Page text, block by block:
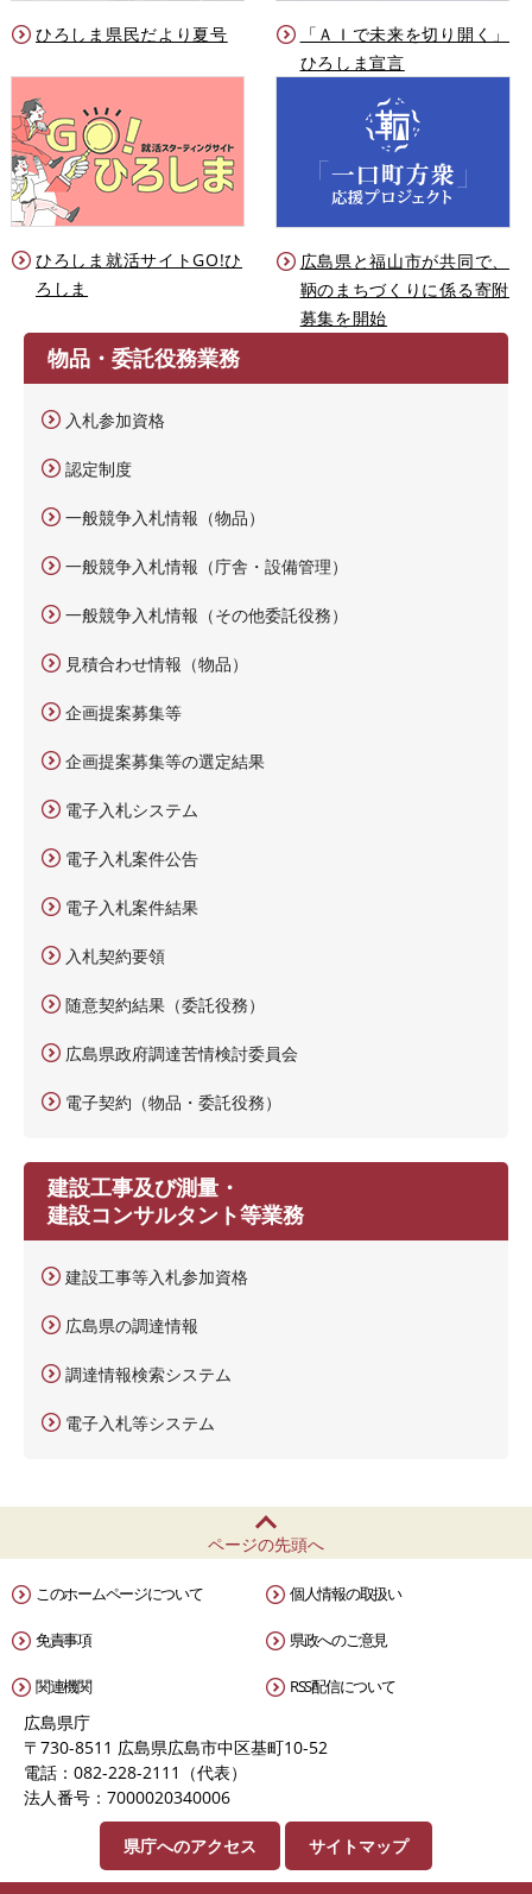
ひろしま県民だより夏号
「ＡＩで未来を切り開く」
ひろしま宣言
ひろしま就活サイトGO!ひ
ろしま
広島県と福山市が共同で、
鞆のまちづくりに係る寄附
募集を開始
物品・委託役務業務
入札参加資格
認定制度
一般競争入札情報（物品）
一般競争入札情報（庁舎・設備管理）
一般競争入札情報（その他委託役務）
見積合わせ情報（物品）
企画提案募集等
企画提案募集等の選定結果
電子入札システム
電子入札案件公告
電子入札案件結果
入札契約要領
随意契約結果（委託役務）
広島県政府調達苦情検討委員会
電子契約（物品・委託役務）
建設工事及び測量・
建設コンサルタント等業務
建設工事等入札参加資格
広島県の調達情報
調達情報検索システム
電子入札等システム
ページの先頭へ
このホームページについて 個人情報の取扱い
免責事項 県政へのご意見
関連機関 RSS配信について
広島県庁
〒730-8511 広島県広島市中区基町10-52
電話：082-228-2111（代表）
法人番号：7000020340006
県庁へのアクセス サイトマップ